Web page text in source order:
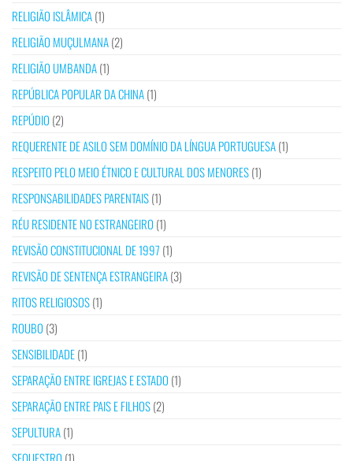
RELIGIÃO ISLÂMICA(1)
RELIGIÃO MUÇULMANA(2)
RELIGIÃO UMBANDA(1)
REPÚBLICA POPULAR DA CHINA(1)
REPÚDIO (2)
REQUERENTE DE ASILO SEM DOMÍNIO DA LÍNGUA PORTUGUESA(1)
RESPEITO PELO MEIO ÉTNICO E CULTURAL DOS MENORES(1)
RESPONSABILIDADES PARENTAIS(1)
RÉU RESIDENTE NO ESTRANGEIRO (1)
REVISÃO CONSTITUCIONAL DE 1997 (1)
REVISÃO DE SENTENÇA ESTRANGEIRA(3)
RITOS RELIGIOSOS(1)
ROUBO (3)
SENSIBILIDADE(1)
SEPARAÇÃO ENTRE IGREJAS E ESTADO (1)
SEPARAÇÃO ENTRE PAIS E FILHOS(2)
SEPULTURA(1)